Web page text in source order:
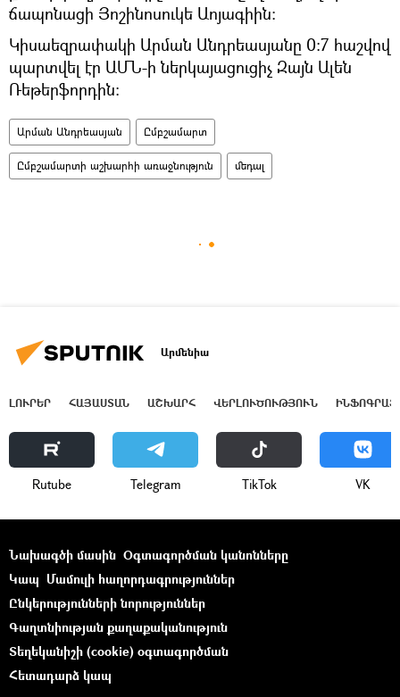
ճապոնացի Յոշինոսուկե Աոյագիին:
Կիսաեզրափակի Արման Անդրեասյանը 0։7 հաշվով
պարտվել էր ԱՄՆ-ի ներկայացուցիչ Զայն Ալեն
Ռեթերֆորդին:
Արման Անդրեասյան Ըմբշամարտ
Ըմբշամարտի աշխարհի առաջնություն մեդալ
Արմենիա
ԼՈՒՐԵՐ ՀԱՅԱՍՏԱՆ ԱՇԽԱՐՀ ՎԵՐԼՈՒԾՈՒԹՅՈՒՆ
Rutube Telegram ТikТоk VK
Նախագծի մասին Օգտագործման կանոնները
Կապ Մամուլի հաղորդագրություններ
Ընկերությունների նորություններ
Գաղտնիության քաղաքականություն
Տեղեկանիշի (cookie) օգտագործման
Հետադարձ կապ